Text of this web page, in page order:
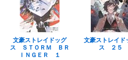
文豪ストレイドッグ
ス ＳＴＯＲＭ ＢＲ
ＩＮＧＥＲ １
文豪ストレイド
ス ２５